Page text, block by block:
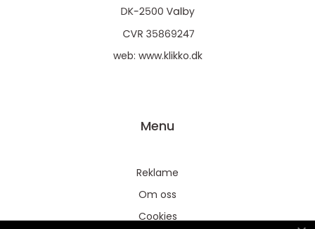
web: www.klikko.dk
Menu
Reklame
Om oss
Cookies